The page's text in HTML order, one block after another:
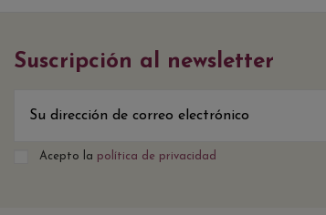
Suscripción al newsletter
Acepto la política de privacidad